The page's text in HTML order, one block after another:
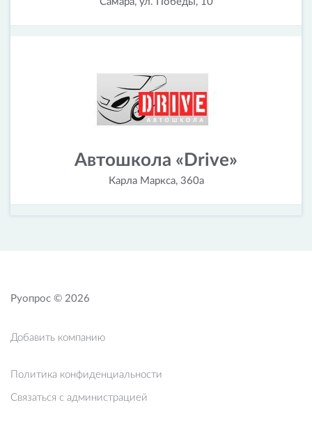
Автошкола «Drive»
Карла Маркса, 360а
Руопрос © 2026
Добавить компанию
Политика конфиденциальности
Связаться с администрацией